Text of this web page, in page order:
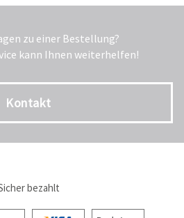
zu einer Bestellung?
kann Ihnen weiterhelfen!
Kontakt
bezahlt